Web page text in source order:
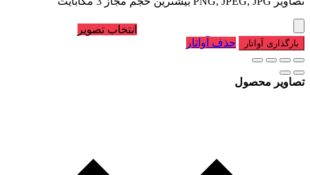
انتخاب تصویر
بارگذاری آواتار حذف آواتار
تصاویر محصول